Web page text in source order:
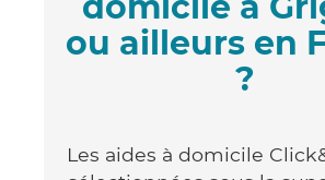
ou ailleurs en
?
Les aides à domicile